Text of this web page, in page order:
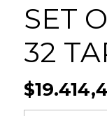
SET
32